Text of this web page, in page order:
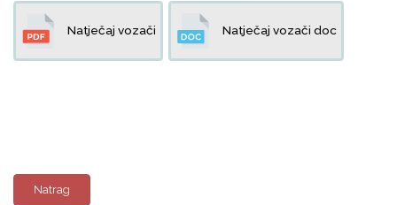
Natječaj vozači Natječaj vozači doc
Natrag